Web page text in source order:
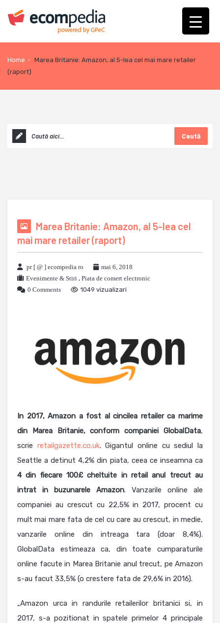
Home - Marea Britanie: Amazon, al 5-lea cel mai mare retailer
(raport)
Caută
Marea Britanie: Amazon, al 5-lea cel
mai mare retailer (raport)
pr [ @ ] ecompedia ro
mai 6, 2018
Evenimente & Stiri , Piata de comert electronic
0 Comments
1049 vizualizari
In 2017, Amazon a fost al cincilea retailer ca marime
din Marea Britanie, conform companiei GlobalData,
scrie retailgazette.co.uk. Gigantul online cu sediul la
Seattle a detinut 4,2% din piata, ceea ce inseamna ca
4 din fiecare 100£ cheltuite in retail anul trecut au
intrat in buzunarele Amazon. Vanzarile online ale
companiei au crescut cu 22,5% in 2017, procent cu
mult mai mare fata de cel cu care au crescut, in medie,
vanzarile online din intreaga tara (doar 8,4%).
GlobalData estimeaza ca, din toate cumparaturile
online facute in Marea Britanie anul trecut, pe Amazon
s-au facut 33,5% (o crestere fata de 29,6% in 2016).
„Amazon urca in randurile retailerilor britanici si, in
2017, s-a pozitionat in spatele primelor 4 principale